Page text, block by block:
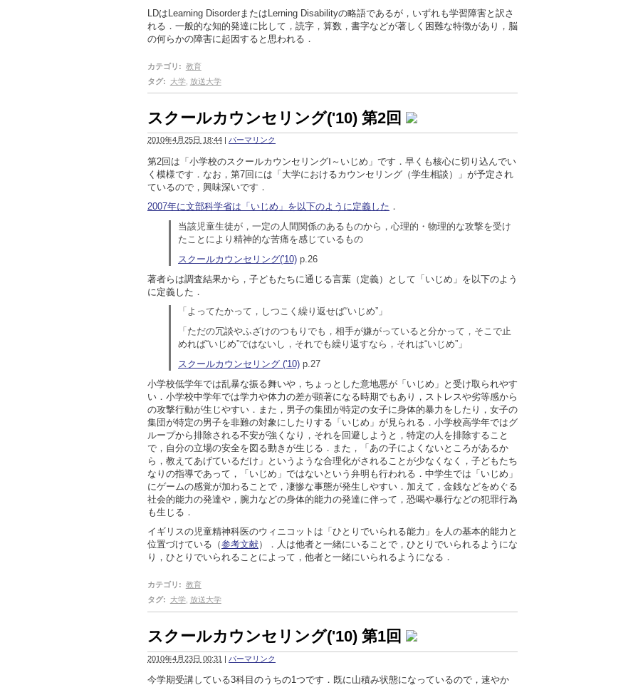
LDはLearning DisorderまたはLerning Disabilityの略語であるが，いずれも学習障害と訳さ
れる．一般的な知的発達に比して，読字，算数，書字などが著しく困難な特徴があり，脳
の何らかの障害に起因すると思われる．
カテゴリ : 教育
タグ: 大学, 放送大学
スクールカウンセリング('10) 第2回
2010年4月25日 18:44 パーマリンク
第2回は「小学校のスクールカウンセリングⅠ～いじめ」です．早くも核心に切り込んでい
く模様です．なお，第7回には「大学におけるカウンセリング（学生相談）」が予定され
ているので，興味深いです．
2007年に文部科学省は「いじめ」を以下のように定義した ．
当該児童生徒が，一定の人間関係のあるものから，心理的・物理的な攻撃を受け
たことにより精神的な苦痛を感じているもの
スクールカウンセリング('10) p.26
著者らは調査結果から，子どもたちに通じる言葉（定義）として「いじめ」を以下のよう
に定義した．
「よってたかって，しつこく繰り返せば“いじめ”」
「ただの冗談やふざけのつもりでも，相手が嫌がっていると分かって，そこで止
めれば“いじめ”ではないし，それでも繰り返すなら，それは“いじめ”」
スクールカウンセリング ('10) p.27
小学校低学年では乱暴な振る舞いや，ちょっとした意地悪が「いじめ」と受け取られやす
い．小学校中学年では学力や体力の差が顕著になる時期でもあり，ストレスや劣等感から
の攻撃行動が生じやすい．また，男子の集団が特定の女子に身体的暴力をしたり，女子の
集団が特定の男子を非難の対象にしたりする「いじめ」が見られる．小学校高学年ではグ
ループから排除される不安が強くなり，それを回避しようと，特定の人を排除すること
で，自分の立場の安全を図る動きが生じる．また，「あの子によくないところがあるか
ら，教えてあげているだけ」というような合理化がされることが少なくなく，子どもたち
なりの指導であって，「いじめ」ではないという弁明も行われる．中学生では「いじめ」
にゲームの感覚が加わることで，凄惨な事態が発生しやすい．加えて，金銭などをめぐる
社会的能力の発達や，腕力などの身体的能力の発達に伴って，恐喝や暴行などの犯罪行為
も生じる．
イギリスの児童精神科医のウィニコットは「ひとりでいられる能力」を人の基本的能力と
位置づけている（参考文献）．人は他者と一緒にいることで，ひとりでいられるようにな
り，ひとりでいられることによって，他者と一緒にいられるようになる．
カテゴリ : 教育
タグ: 大学, 放送大学
スクールカウンセリング('10) 第1回
2010年4月23日 00:31 | パーマリンク
今学期受講している3科目のうちの1つです．既に山積み状態になっているので，速やか